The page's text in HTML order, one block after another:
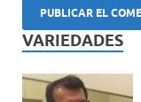
VARIEDADES